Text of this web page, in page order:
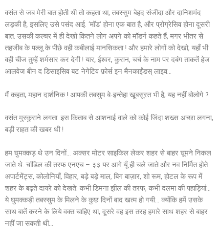
वसंत से जब मेरी बात होती थी तो कहता था, तबस्सुम बेहद संजीदा और दानिशमंद
लड़की है, इसलिए उसे पसंद आई. ‘मॉड’ होना एक बात है, और प्रोग्रेसिव होना दूसरी
बात. उसकी कल्चर में ही देखो कितने लोग अपने को मॉडर्न कहते हैं, मगर भीतर से
तहजीब के पल्लू के पीछे वही कबीलाई मानसिकता ! और हमारे लोगों को देखो, यहाँ भी
वही चीज तुम्हें शर्मसार कर देगी ! यार, ईश्वर, कुरान, चर्च के नाम पर दबंग ताकतें हेज
आलवेज बीन द डिसाइसिव बट नेगेटिव फ़ोर्स इन मैनकाईंडस् लाइव…
मैं कहता, महान दार्शनिक ! आपकी तबसुम बे-इन्तेहा खूबसूरत भी है, यह नहीं बोलोगे ?
वसंत मुस्कुराने लगता. इस किताब से आशनाई वाले को कोई जिंदा शख्स अच्छा लगना,
बड़ी राहत की खबर थी !
हम घुमक्कड़ थे उन दिनों… अक्सर मोटर साइकिल लेकर शहर से बाहर घूमने निकल
जाते थे. चांडिल की तरफ एनएच – ३३ पर आगे यूँ ही चले जाते और नव निर्मित होते
अपार्टमेंट्स, कोलोनियाँ, विहार, बड़े बड़े माल, बिग बाज़ार, शो रूम, होटल के रूप में
शहर के बढ़ते दायरे को देखते. कभी डिमना झील की तरफ, कभी दलमा की पहाड़ियां…
ये घुमक्कड़ी तबस्सुम के मिलने के कुछ दिनों बाद खत्म हो गयी… क्योंकि हमें उसके
साथ बातें करने के लिये वक्त चाहिए था, दूसरे वह इस तरह हमारे साथ शहर से बाहर
नहीं जा सकती थी…